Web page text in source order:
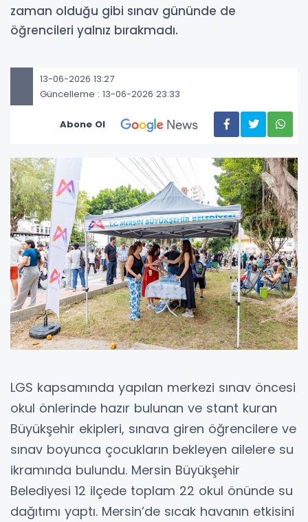
zaman olduğu gibi sınav gününde de
öğrencileri yalnız bırakmadı.
13-06-2026 13:27
Güncelleme : 13-06-2026 23:33
Abone Ol
LGS kapsamında yapılan merkezi sınav öncesi
okul önlerinde hazır bulunan ve stant kuran
Büyükşehir ekipleri, sınava giren öğrencilere ve
sınav boyunca çocukların bekleyen ailelere su
ikramında bulundu. Mersin Büyükşehir
Belediyesi 12 ilçede toplam 22 okul önünde su
dağıtımı yaptı. Mersin’de sıcak havanın etkisini